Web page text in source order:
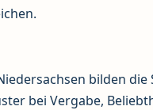
bilden
bei Vergabe,